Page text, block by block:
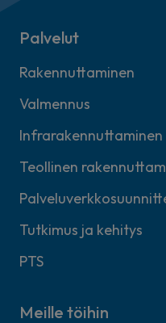
Palvelut
Rakennuttaminen
Valmennus
Infrarakennuttaminen
Teollinen
Tutkimus ja kehitys
PTS
Meille töihin